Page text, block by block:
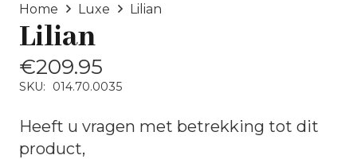
Home Luxe Lilian
Lilian
€209.95
SKU: 014.70.0035
Heeft u vragen met betrekking tot dit
product,